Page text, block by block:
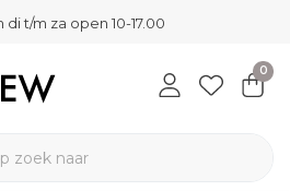
t/m za open 10-17.00
0